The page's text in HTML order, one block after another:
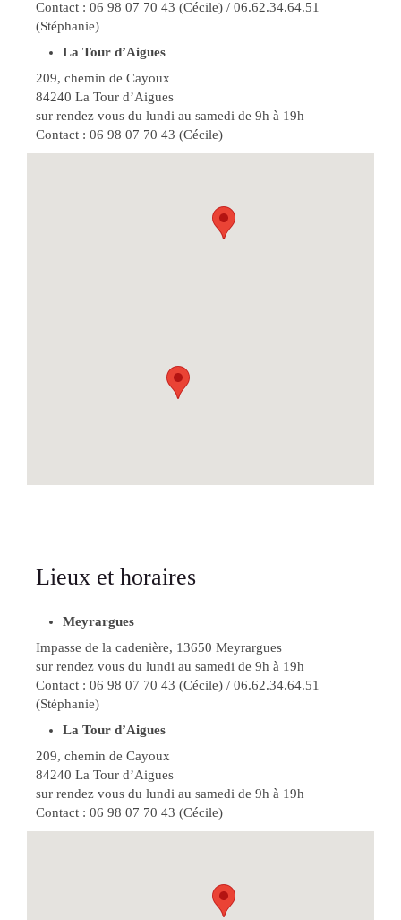
Contact : 06 98 07 70 43 (Cécile) / 06.62.34.64.51
(Stéphanie)
La Tour d’Aigues
209, chemin de Cayoux
84240 La Tour d’Aigues
sur rendez vous du lundi au samedi de 9h à 19h
Contact : 06 98 07 70 43 (Cécile)
Lieux et horaires
Meyrargues
Impasse de la cadenière, 13650 Meyrargues
sur rendez vous du lundi au samedi de 9h à 19h
Contact : 06 98 07 70 43 (Cécile) / 06.62.34.64.51
(Stéphanie)
La Tour d’Aigues
209, chemin de Cayoux
84240 La Tour d’Aigues
sur rendez vous du lundi au samedi de 9h à 19h
Contact : 06 98 07 70 43 (Cécile)